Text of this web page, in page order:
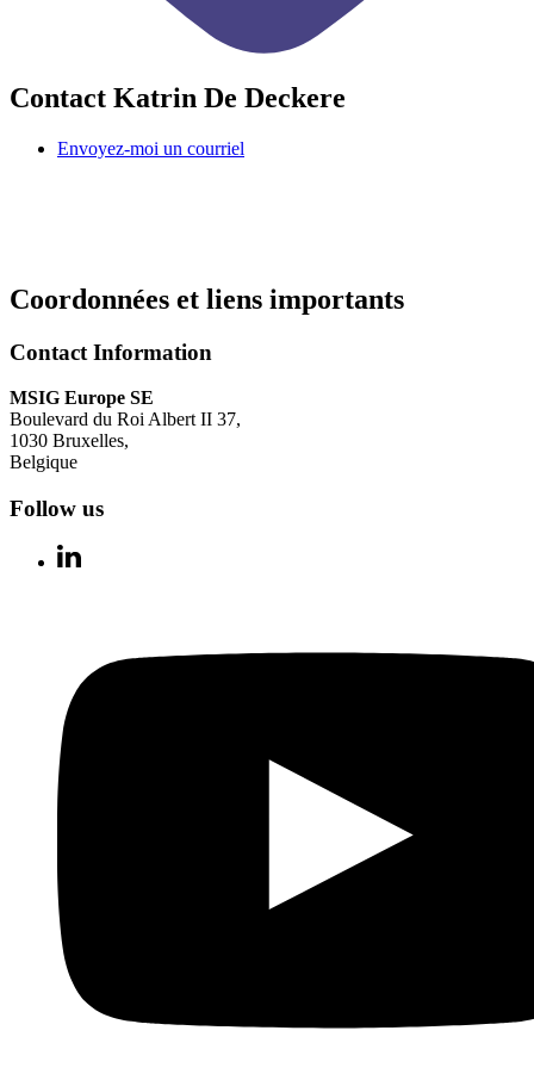
Contact Katrin De Deckere
Envoyez-moi un courriel
Coordonnées et liens importants
Contact Information
MSIG Europe SE
Boulevard du Roi Albert II 37,
1030 Bruxelles,
Belgique
Follow us